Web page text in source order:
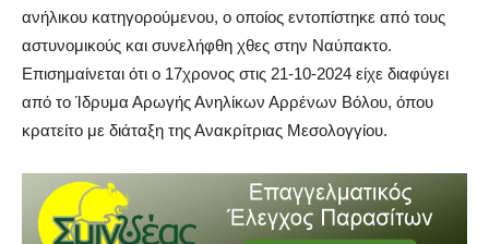
ανήλικου κατηγορούμενου, ο οποίος εντοπίστηκε από τους
αστυνομικούς και συνελήφθη χθες στην Ναύπακτο.
Επισημαίνεται ότι ο 17χρονος στις 21-10-2024 είχε διαφύγει
από το Ίδρυμα Αρωγής Ανηλίκων Αρρένων Βόλου, όπου
κρατείτο με διάταξη της Ανακρίτριας Μεσολογγίου.